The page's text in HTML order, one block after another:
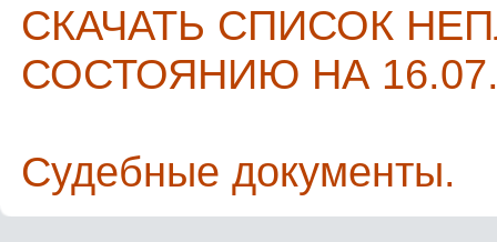
СКАЧАТЬ СПИСОК
СОСТОЯНИЮ НА
Судебные документы.